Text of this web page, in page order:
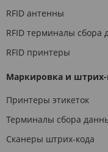
RFID антенны
RFID терминалы сбора
RFID принтеры
Маркировка и
Принтеры этикеток
Терминалы сбора
Сканеры штрих-кода